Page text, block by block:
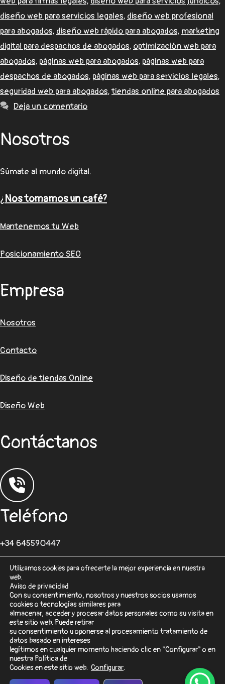
diseño web para servicios legales, diseño web profesional
para abogados, diseño web rápido para abogados, marketing
digital para despachos de abogados, optimización web para
abogados, páginas web para abogados, páginas web para
despachos de abogados, páginas web para servicios legales,
seguridad web para abogados,tiendas online para abogados
Deja un comentario
Nosotros
Súmate al mundo digital.
¿ Nos tomamos un café?
Mantenemos tu Web
Posicionamiento SEO
Empresa
Nosotros
Contacto
Diseño de tiendas Online
Diseño Web
Contáctanos
Teléfono
+34 645590447
Correo
desarrolloweb@sisformaticos.com
© 2026 SisFormáticos
Utilizamos cookies para ofrecerte la mejor experiencia en nuestra
web.
Aviso de privacidad
Con su consentimiento, nosotros y nuestros socios usamos
cookies o tecnologías similares para
almacenar, acceder y procesar datos personales como su visita en
este sitio web. Puede retirar
su consentimiento u oponerse al procesamiento tratamiento de
datos basado en intereses
legítimos en cualquier momento haciendo clic en "Configurar" o en
nuestra Política de
Cookies en este sitio web. Configurar.